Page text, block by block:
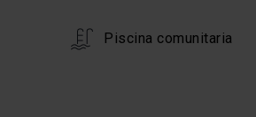
Piscina comunitaria